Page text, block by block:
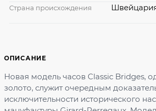
ОПИСАНИЕ
Новая модель часов Classic Bridges,
золото, служит очередным
исключительности исторического
Страна происхождения